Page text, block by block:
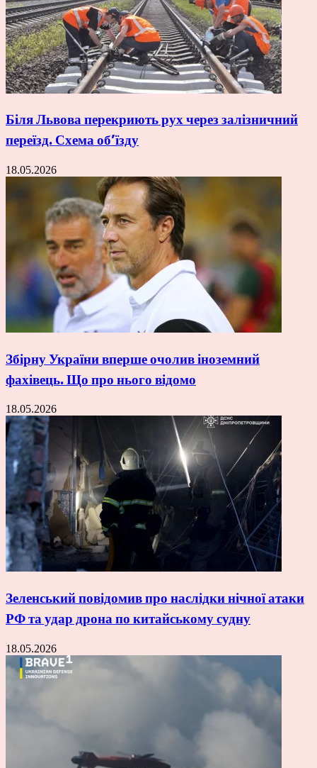
Біля Львова перекриють рух через залізничний
переїзд. Схема об’їзду
18.05.2026
Збірну України вперше очолив іноземний
фахівець. Що про нього відомо
18.05.2026
Зеленський повідомив про наслідки нічної атаки
РФ та удар дрона по китайському судну
18.05.2026